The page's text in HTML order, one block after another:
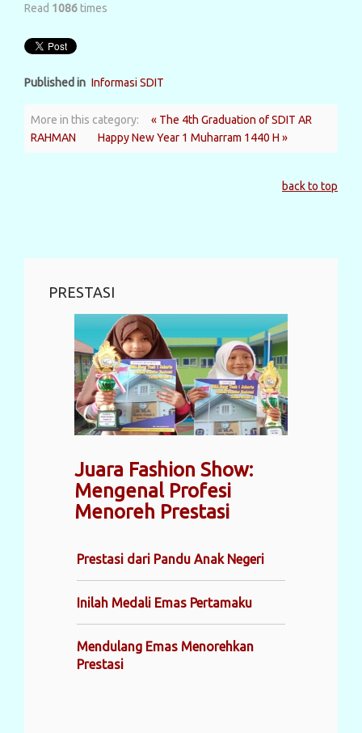
Read 1086 times
Published in Informasi SDIT
More in this category:
« The 4th Graduation of SDIT AR
RAHMAN
Happy New Year 1 Muharram 1440 H »
back to top
PRESTASI
Juara Fashion Show:
Mengenal Profesi
Menoreh Prestasi
Prestasi dari Pandu Anak Negeri
Inilah Medali Emas Pertamaku
Mendulang Emas Menorehkan
Prestasi